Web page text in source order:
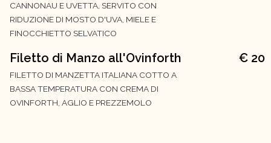
CANNONAU E UVETTA, SERVITO CON
RIDUZIONE DI MOSTO D'UVA, MIELE E
FINOCCHIETTO SELVATICO
Filetto di Manzo all'Ovinforth
FILETTO DI MANZETTA ITALIANA COTTO A
BASSA TEMPERATURA CON CREMA DI
OVINFORTH, AGLIO E PREZZEMOLO
€ 20